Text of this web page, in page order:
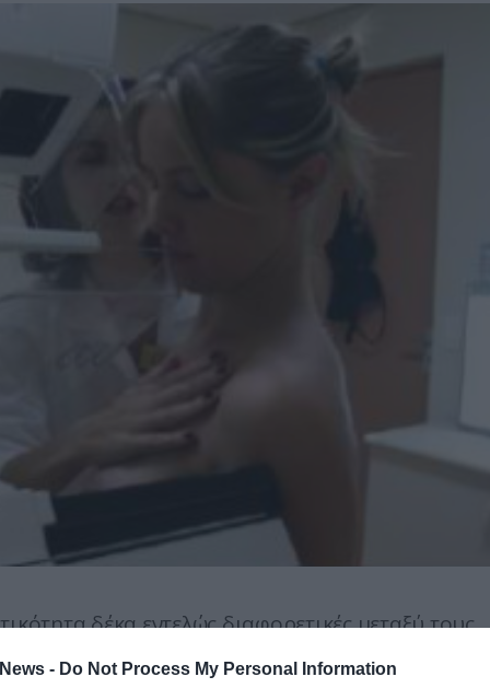
- Do Not Process My Personal Information
δέκα εντελώς διαφορετικές μεταξύ τους
της Ογκολογίας. Οι δυνατότητες που